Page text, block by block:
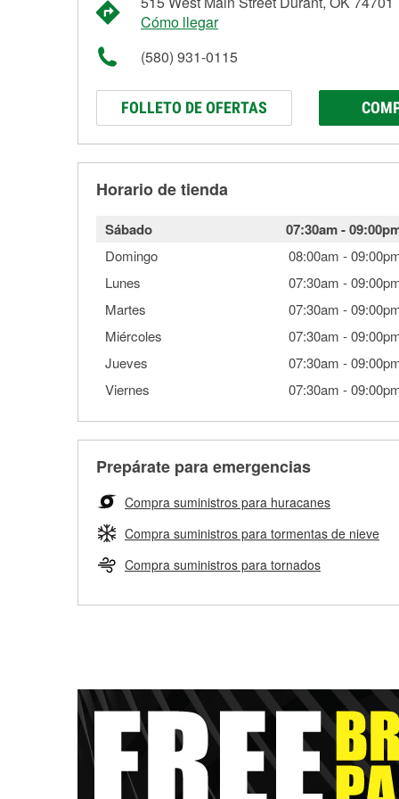
Cómo llegar
(580) 931-0115
FOLLETO DE OFERTAS
Horario de tienda
Sábado 07:30am-
Domingo 08:00am -
Lunes
07:30am -
Martes
07:30am -
Miércoles
07:30am -
Jueves
07:30am -
Viernes
07:30am -
Prepárate para emergencias
Compra suministros para huracanes
Compra suministros para tormentas de nieve
Compra suministros para tornados